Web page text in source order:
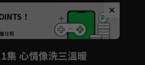
見諒
！
任務
集 心情像洗三溫暖